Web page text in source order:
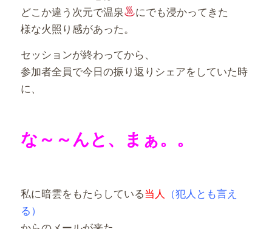
どこか違う次元で温泉
にでも浸かってきた
様な火照り感があった。
セッションが終わってから、
参加者全員で今日の振り返りシェアをしていた時
に、
な～～んと、まぁ。。
私に暗雲をもたらしている当人 （犯人とも言え
る）